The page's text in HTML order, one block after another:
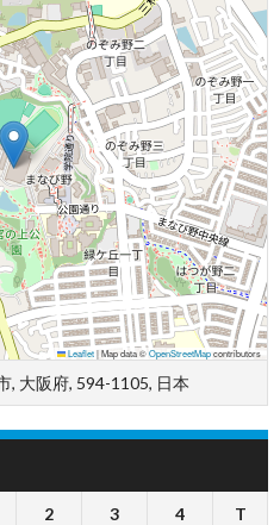
Leaflet|Map data ©OpenStreetMapcontributors
, 大阪府, 594-1105, 日本
2 3 4 T